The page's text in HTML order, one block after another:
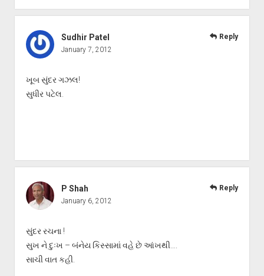
Sudhir Patel
January 7, 2012
ખૂબ સુંદર ગઝલ!
સુધીર પટેલ.
Reply
P Shah
January 6, 2012
સુંદર રચના !
સુખ ને દુઃખ – બંનેય કિસ્સામાં વહે છે આંખથી….
સાચી વાત કહી.
Reply